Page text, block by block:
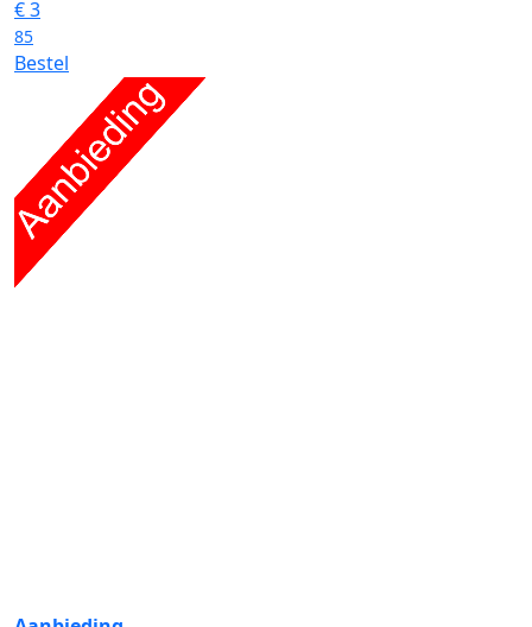
€3
85
Bestel